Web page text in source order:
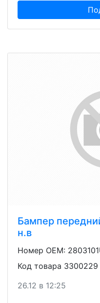
Бампер
н.в
Номер OEM:
Код товара 3300229
26.12 в 12:25